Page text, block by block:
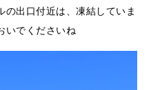
の出口付近は、凍結していま
いでくださいね